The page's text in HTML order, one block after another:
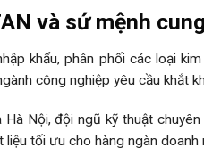
và sứ mệnh
khẩu, phân phối các loại
công nghiệp yêu cầu khắt
Nội, đội ngũ kỹ thuật
tối ưu cho hàng ngàn